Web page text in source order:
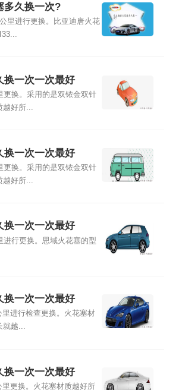
多久换一次?
里进行更换。比亚迪唐火花
换一次一次最好
更换。采用的是双铱金双针
越好所...
换一次一次最好
更换。采用的是双铱金双针
好所...
换一次一次最好
进行更换。思域火花塞的型
换一次一次最好
进行检查更换。火花塞材
就越...
换一次一次最好
更换。火花塞材质越好所